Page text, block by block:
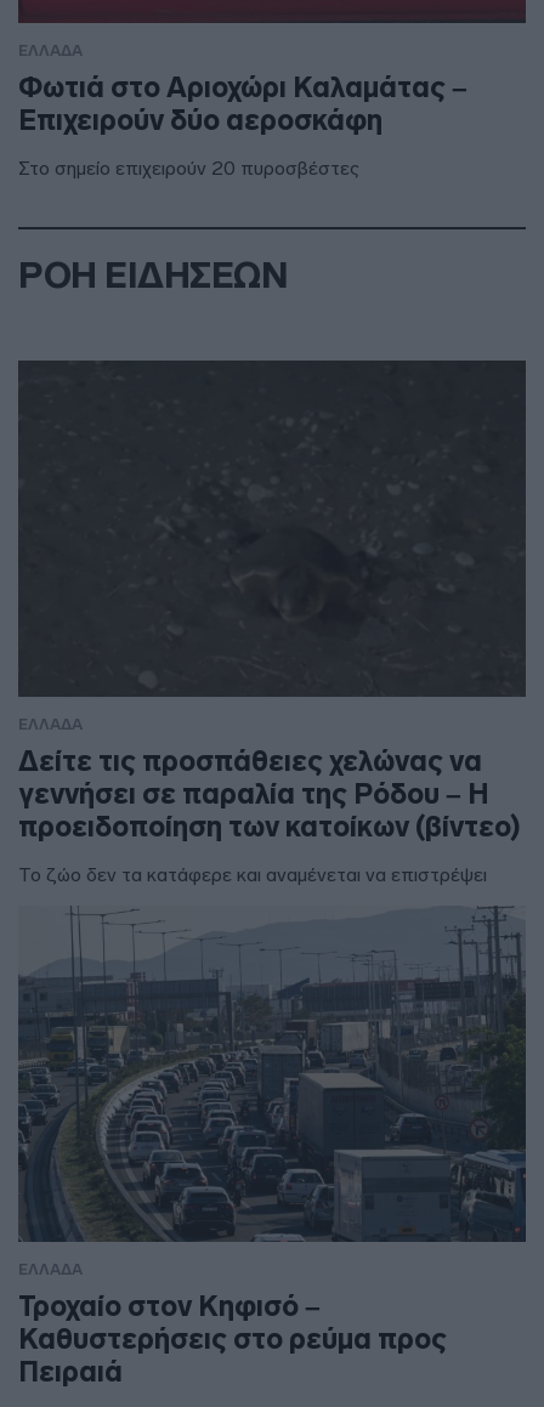
ΕΛΛΑΔΑ
Φωτιά στο Αριοχώρι Καλαμάτας –
Επιχειρούν δύο αεροσκάφη
Στο σημείο επιχειρούν 20 πυροσβέστες
ΡΟΗ ΕΙΔΗΣΕΩΝ
ΕΛΛΑΔΑ
Δείτε τις προσπάθειες χελώνας να
γεννήσει σε παραλία της Ρόδου – Η
προειδοποίηση των κατοίκων (βίντεο)
Το ζώο δεν τα κατάφερε και αναμένεται να επιστρέψει
ΕΛΛΑΔΑ
Τροχαίο στον Κηφισό –
Καθυστερήσεις στο ρεύμα προς
Πειραιά